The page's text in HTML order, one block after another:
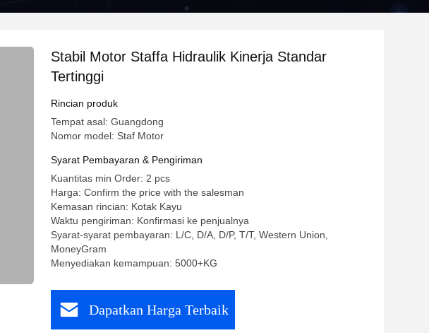
Stabil Motor Staffa Hidraulik Kinerja Standar
Tertinggi
Rincian produk
Tempat asal: Guangdong
Nomor model: Staf Motor
Syarat Pembayaran & Pengiriman
Kuantitas min Order: 2 pcs
Harga: Confirm the price with the salesman
Kemasan rincian: Kotak Kayu
Waktu pengiriman: Konfirmasi ke penjualnya
Syarat-syarat pembayaran: L/C, D/A, D/P, T/T, Western Union,
MoneyGram
Menyediakan kemampuan: 5000+KG
Dapatkan Harga Terbaik